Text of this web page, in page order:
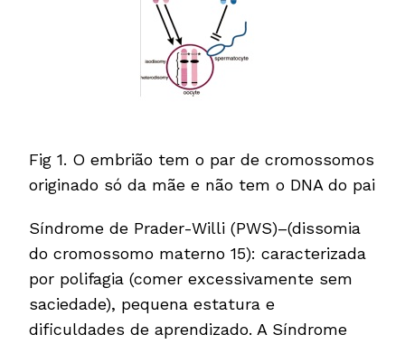
Fig 1. O embrião tem o par de cromossomos
originado só da mãe e não tem o DNA do pai
Síndrome de Prader-Willi (PWS)–(dissomia
do cromossomo materno 15): caracterizada
por polifagia (comer excessivamente sem
saciedade), pequena estatura e
dificuldades de aprendizado. A Síndrome